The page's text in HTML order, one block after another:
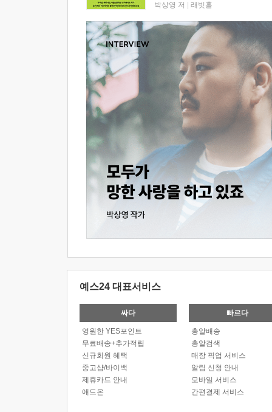
박상영 저 래빗홀
예스24 대표서비스
싸다
영원한 YES포인트
무료배송+추가적립
신규회원 혜택
중고샵/바이백
제휴카드 안내
애드온
빠르다
총알배송
총알검색
매장 픽업 서비스
알림 신청 안내
모바일 서비스
간편결제 서비스